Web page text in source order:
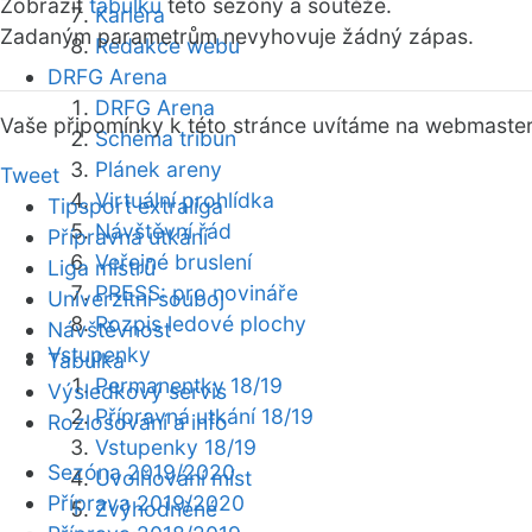
Kariéra
Redakce webu
DRFG Arena
DRFG Arena
Schéma tribun
Plánek areny
Virtuální prohlídka
Návštěvní řád
Veřejné bruslení
PRESS: pro novináře
Rozpis ledové plochy
Vstupenky
Permanentky 18/19
Přípravná utkání 18/19
Vstupenky 18/19
Uvolňování míst
Zvýhodněné
Zobrazit tabulku této sezóny a soutěže.
Zadaným parametrům nevyhovuje žádný zápas.
Vaše připomínky k této stránce uvítáme na webmaster
Tweet
Tipsport extraliga
Přípravná utkání
Liga mistrů
Univerzitní souboj
Návštěvnost
Tabulka
Výsledkový servis
Rozlosování a info
Sezóna 2019/2020
Příprava 2019/2020